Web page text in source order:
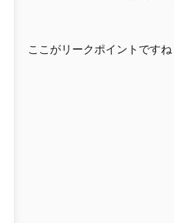
ここがリークポイントですね